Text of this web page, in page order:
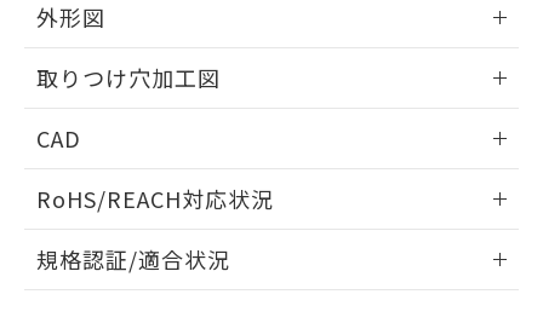
外形図
取りつけ穴加工図
CAD
ドすることができます。
ログイン/会員登録
RoHS/REACH対応状況
EU RoHS 注意事項・凡例
規格認証/適合状況
していることから、特段のことがない限
り、2022年1月12日より割愛しておりま
す。